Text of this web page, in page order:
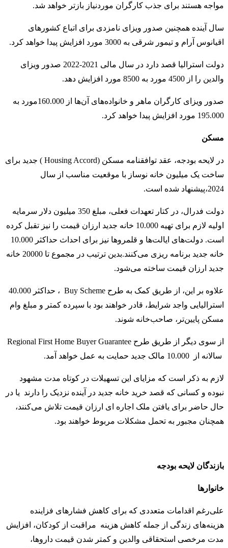
مواجه هستند برای جذب کارگران موردنیاز بازتر خواهد شد.
سال آینده همچنین صدور ویزای نامزدی برای اتباع کشورهای
اقیانوس آرام و تیمور شرقی به 3000 مورد افزایش پیدا خواهد کرد.
دولت استرالیا قصد دارد در سال مالی 2021-2022 صدور ویزای
والدین را از 4500 مورد به 8500 مورد افزایش دهد.
صدور ویزای کارگران ماهر و خانواده‌های آن‌ها از 160.000مورد به
195.000 مورد افزایش پیدا خواهد کرد.
مسکن
در لایحه بودجه، عقد توافقنامه مسکن (Housing Accord ) جدید برای
ساخت یک میلیون خانه نوساز با موقعیت مناسب از سال
2024،پیشنهاد شده است.
دولت فدرال، در کتار تعهدات فعلی، مبلغ 350 میلیون دلار سرمایه
اولیه لازم برای تهیه 10.000 خانه جدید ارزان قیمت را نیز تقبل کرده
است. دولت‌های ایالت‌ها و قلمروها نیز برای احداث حداکثر 10.000
خانه جدید برنامه ریزی می‌کنند.بدین ترتیب در مجموع تا 20000 خانه
جدید ارزان قیمت ساخته می‌شود.
علاوه بر این، از طریق کمک به طرح Buy Scheme ، حداکثر 40.000
استرالیایی واجد شرایط، قادر خواهند بود با سپرده کمتر و مبلغ وام
مسکن پایین‌تر، صاحب‌خانه شوند.
از سوی دیگر از طریق طرح Regional First Home Buyer Guarantee
سالانه از 10.000 مالک جدید حمایت به عمل خواهد آمد.
لازم به ذکر است که مزایای این تسهیلات در کوتاه مدت مشهود
نبوده و کسانی که قصد خرید خانه جدید در آینده نزدیک را دارند یا در
حال حاضر برای یافتن ملک اجاره ای ارزان قیمت تلاش می‌کنند،
همچنان مجبور به تحمل مشکلات مربوط خواهند بود.
بازندگان لایحه بودجه
خانوارها
علی‌رغم اقدامات متعددی که برای کاهش فشارهای فزاینده
هزینه‌های زندگی از جمله کاهش هزینه مراقبت از کودکان، افزایش
مدت مرخصی استحقاقی والدین و کمتر شدن قیمت داروها،